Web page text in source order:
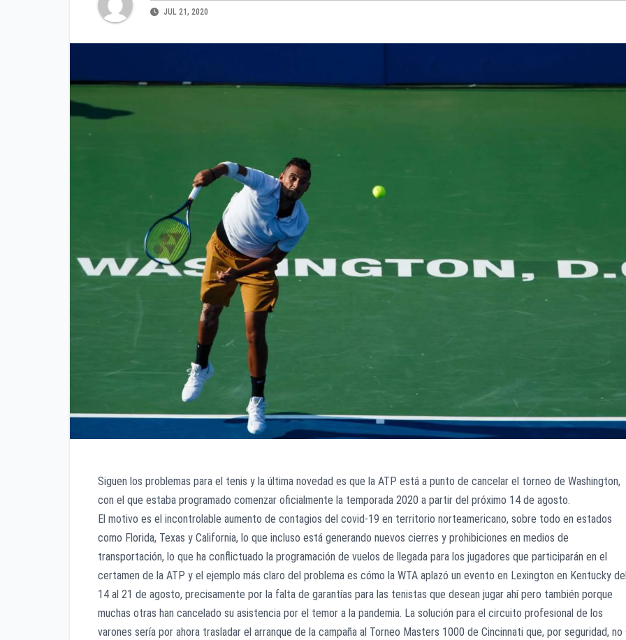
JUL 21, 2020
Siguen los problemas para el tenis y la última novedad es que la ATP está a punto de cancelar el torneo de Washington,
con el que estaba programado comenzar oficialmente la temporada 2020 a partir del próximo 14 de agosto.
El motivo es el incontrolable aumento de contagios del covid-19 en territorio norteamericano, sobre todo en estados
como Florida, Texas y California, lo que incluso está generando nuevos cierres y prohibiciones en medios de
transportación, lo que ha conflictuado la programación de vuelos de llegada para los jugadores que participarán en el
certamen de la ATP y el ejemplo más claro del problema es cómo la WTA aplazó un evento en Lexington en Kentucky
14 al 21 de agosto, precisamente por la falta de garantías para las tenistas que desean jugar ahí pero también porque
muchas otras han cancelado su asistencia por el temor a la pandemia. La solución para el circuito profesional de los
varones sería por ahora trasladar el arranque de la campaña al Torneo Masters 1000 de Cincinnati que, por seguridad, no